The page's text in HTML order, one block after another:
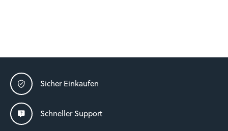
Sicher Einkaufen
Schneller Support